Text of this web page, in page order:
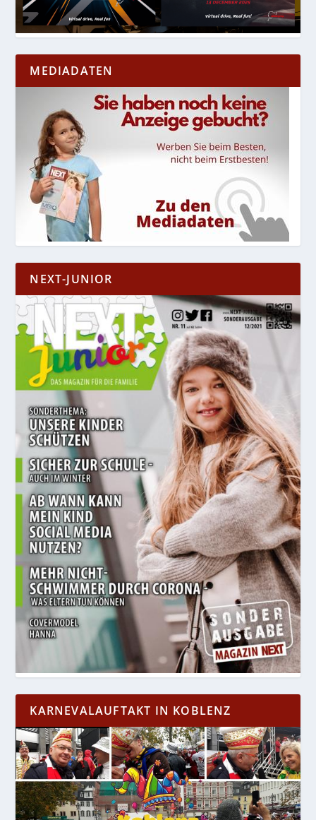
MEDIADATEN
NEXT-JUNIOR
KARNEVALAUFTAKT IN KOBLENZ